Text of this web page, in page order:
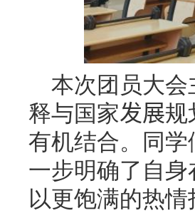
本次团员大
释与国家发展规
有机结合。同
一步明确了自
以更饱满的热